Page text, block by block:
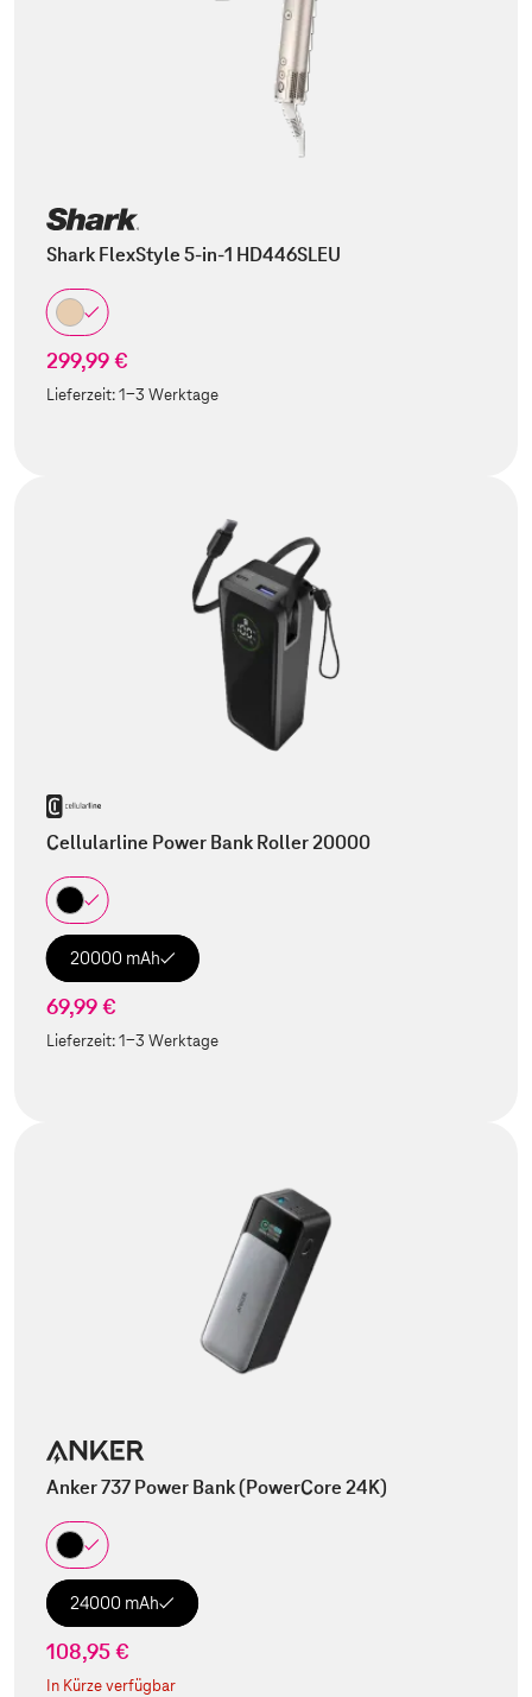
Shark FlexStyle 5-in-1 HD446SLEU
299,99 €
Lieferzeit:1-3 Werktage
Cellularline Power Bank Roller 20000
20000 mAh
69,99 €
Lieferzeit:1-3 Werktage
Anker 737 Power Bank (PowerCore 24K)
24000 mAh
108,95 €
In Kürze verfügbar